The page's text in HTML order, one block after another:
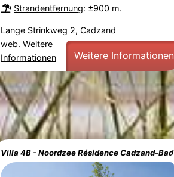
Strandentfernung: ±900 m.
Lange Strinkweg 2, Cadzand
web. Weitere
Informationen
Weitere Informationen
Villa 4B - Noordzee Résidence Cadzand-Bad